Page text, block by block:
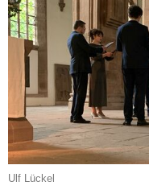
Ulf Lückel